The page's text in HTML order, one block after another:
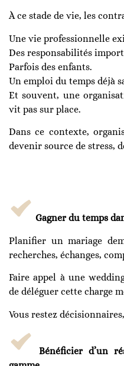
À ce stade de vie, les
Une vie professionnelle
Des responsabilités
Parfois des enfants.
Un emploi du temps déjà
Et souvent, une
vit pas sur place.
Dans ce contexte,
devenir source de stress,
Gagner du temps
Planifier un mariage
recherches, échanges,
Faire appel à une
de déléguer cette charge
Vous restez
Bénéficier d’un